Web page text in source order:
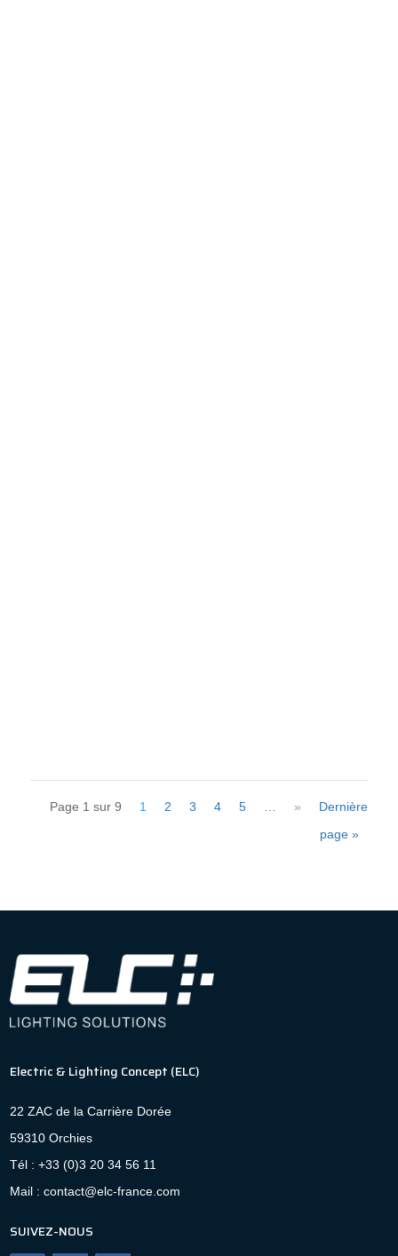
Page 1 sur 9 1 2 3 4 5 … »
Dernière
page »
Electric & Lighting Concept (ELC)
22 ZAC de la Carrière Dorée
59310 Orchies
Tél : +33 (0)3 20 34 56 11
Mail : contact@elc-france.com
SUIVEZ-NOUS